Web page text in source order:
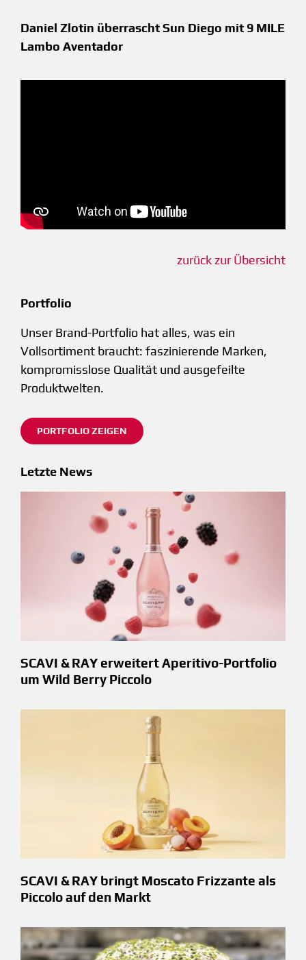
Daniel Zlotin überrascht Sun Diego mit 9 MILE
Lambo Aventador
zurück zur Übersicht
Portfolio
Unser Brand-Portfolio hat alles, was ein
Vollsortiment braucht: faszinierende Marken,
kompromisslose Qualität und ausgefeilte
Produktwelten.
PORTFOLIO ZEIGEN
Letzte News
SCAVI & RAY erweitert Aperitivo-Portfolio
um Wild Berry Piccolo
SCAVI & RAY bringt Moscato Frizzante als
Piccolo auf den Markt